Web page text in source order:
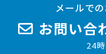
メールで
お問い合
24